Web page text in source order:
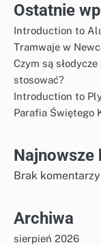
Ostatnie
Introduction to
Tramwaje w
Czym są
stosować?
Introduction to
Parafia Świętego
Najnowsze
Brak
Archiwa
sierpień 2026